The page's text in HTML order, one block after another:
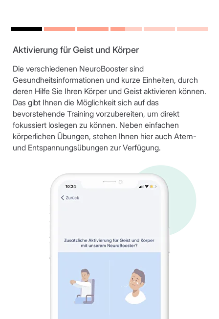
Aktivierung für Geist und Körper
Die verschiedenen NeuroBooster sind
Gesundheitsinformationen und kurze Einheiten, durch
deren Hilfe Sie Ihren Körper und Geist aktivieren können.
Das gibt Ihnen die Möglichkeit sich auf das
bevorstehende Training vorzubereiten, um direkt
fokussiert loslegen zu können. Neben einfachen
körperlichen Übungen, stehen Ihnen hier auch Atem-
und Entspannungsübungen zur Verfügung.